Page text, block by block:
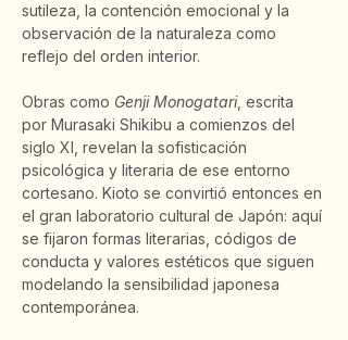
sutileza, la contención emocional y la
observación de la naturaleza como
reflejo del orden interior.
Obras como Genji Monogatari, escrita
por Murasaki Shikibu a comienzos del
siglo XI, revelan la sofisticación
psicológica y literaria de ese entorno
cortesano. Kioto se convirtió entonces en
el gran laboratorio cultural de Japón: aquí
se fijaron formas literarias, códigos de
conducta y valores estéticos que siguen
modelando la sensibilidad japonesa
contemporánea.